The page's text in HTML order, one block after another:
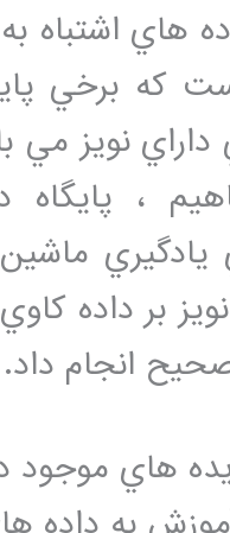
هاي اشتباه
که برخي
نويز
،
يادگيري
نويز بر داده
انجام داد.
هاي موجود